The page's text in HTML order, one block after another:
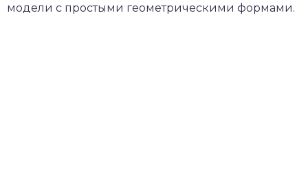
модели с простыми геометрическими формами.